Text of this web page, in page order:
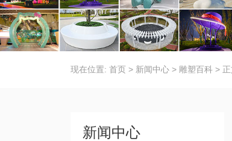
现在位置: 首页 > 新闻中心 > 雕塑百科 >
新闻中心